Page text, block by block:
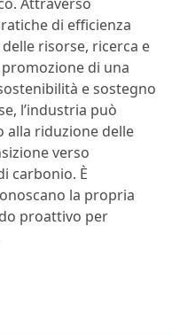
di efficienza
risorse, ricerca e
di una
e sostegno
l’industria può
riduzione delle
verso
carbonio. È
la propria
proattivo per